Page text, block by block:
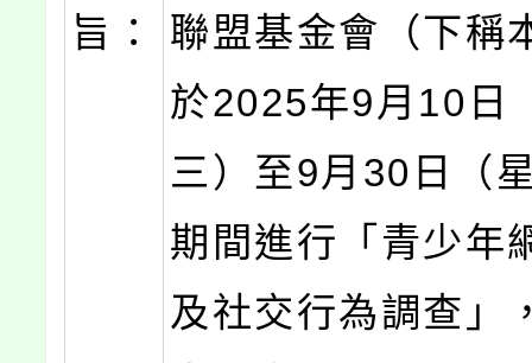
旨：
聯盟基金會（下稱
於2025年9月10日
三）至9月30日（
期間進行「青少年
及社交行為調查」